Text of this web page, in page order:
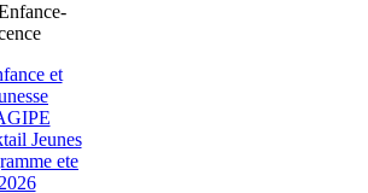
et
Jeunes
ete
2026